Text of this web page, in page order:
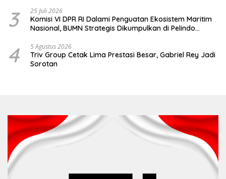
3 25 Juli 2026
Komisi VI DPR RI Dalami Penguatan Ekosistem Maritim
Nasional, BUMN Strategis Dikumpulkan di Pelindo
4 5 Agustus 2026
Triv Group Cetak Lima Prestasi Besar, Gabriel Rey Jadi
Sorotan